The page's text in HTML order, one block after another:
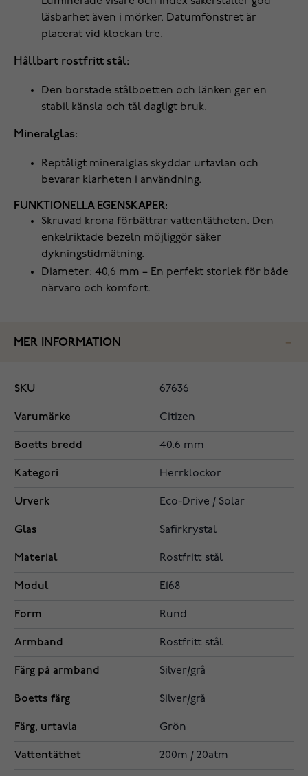
läsbarhet även i mörker. Datumfönstret är
placerat vid klockan tre.
Hållbart rostfritt stål:
Den borstade stålboetten och länken ger en
stabil känsla och tål dagligt bruk.
Mineralglas:
Reptåligt mineralglas skyddar urtavlan och
bevarar klarheten i användning.
FUNKTIONELLA EGENSKAPER:
Skruvad krona förbättrar vattentätheten. Den
enkelriktade bezeln möjliggör säker
dykningstidmätning.
Diameter: 40,6 mm – En perfekt storlek för både
närvaro och komfort.
MER INFORMATION
SKU 67636
Varumärke Citizen
Boetts bredd 40.6 mm
Kategori Herrklockor
Urverk Eco-Drive / Solar
Glas Safirkrystal
Material Rostfritt stål
Modul E168
Form Rund
Armband Rostfritt stål
Färg på armband Silver/grå
Boetts färg Silver/grå
Färg, urtavla Grön
Vattentäthet 200m / 20atm